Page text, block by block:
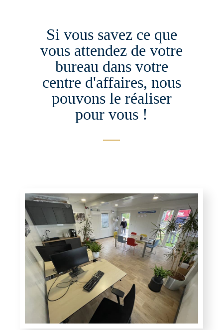
Si vous savez ce que
vous attendez de votre
bureau dans votre
centre d'affaires, nous
pouvons le réaliser
pour vous !